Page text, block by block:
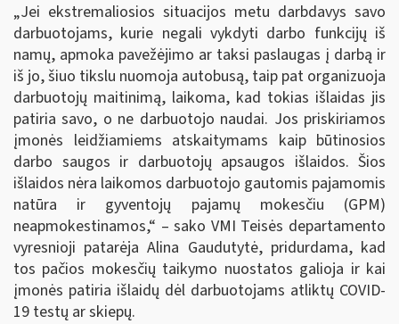
„Jei ekstremaliosios situacijos metu darbdavys savo
darbuotojams, kurie negali vykdyti darbo funkcijų iš
namų, apmoka pavežėjimo ar taksi paslaugas į darbą ir
iš jo, šiuo tikslu nuomoja autobusą, taip pat organizuoja
darbuotojų maitinimą, laikoma, kad tokias išlaidas jis
patiria savo, o ne darbuotojo naudai. Jos priskiriamos
įmonės leidžiamiems atskaitymams kaip būtinosios
darbo saugos ir darbuotojų apsaugos išlaidos. Šios
išlaidos nėra laikomos darbuotojo gautomis pajamomis
natūra ir gyventojų pajamų mokesčiu (GPM)
neapmokestinamos,“ – sako VMI Teisės departamento
vyresnioji patarėja Alina Gaudutytė, pridurdama, kad
tos pačios mokesčių taikymo nuostatos galioja ir kai
įmonės patiria išlaidų dėl darbuotojams atliktų COVID-
19 testų ar skiepų.